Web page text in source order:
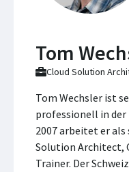
Tom
Cloud Solution
Tom Wechsler ist
professionell in
2007 arbeitet er
Solution Architect,
Trainer. Der